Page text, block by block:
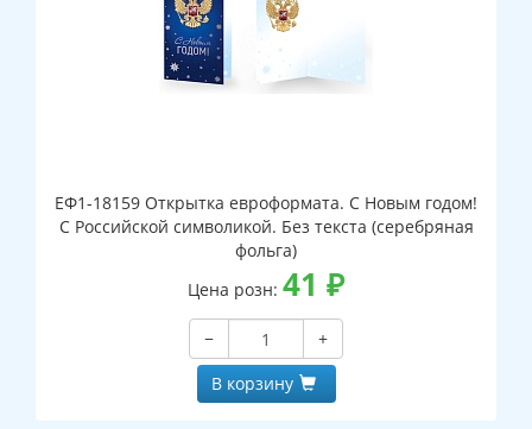
ЕФ1-18159 Открытка евроформата. С Новым годом!
С Российской символикой. Без текста (серебряная
фольга)
Цена розн: 41 ₽
−
+
В корзину